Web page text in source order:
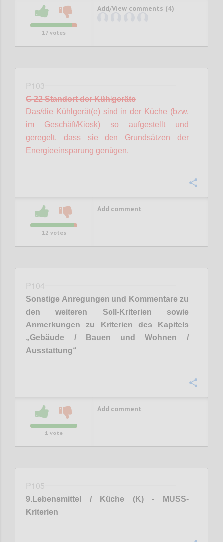
17 votes
Add/View comments (4)
P103
G 22 Standort der Kühlgeräte
Das/die Kühlgerät(e) sind in der Küche (bzw.
im Geschäft/Kiosk) so aufgestellt und
geregelt, dass sie den Grundsätzen der
Energieeinsparung genügen.
12 votes
Add comment
P104
Sonstige Anregungen und Kommentare zu
den weiteren Soll-Kriterien sowie
Anmerkungen zu Kriterien des Kapitels
„Gebäude / Bauen und Wohnen /
Ausstattung“
1 vote
Add comment
P105
9.Lebensmittel / Küche (K) - MUSS-
Kriterien